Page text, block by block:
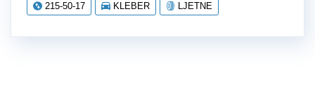
215-50-17 KLEBER LJETNE